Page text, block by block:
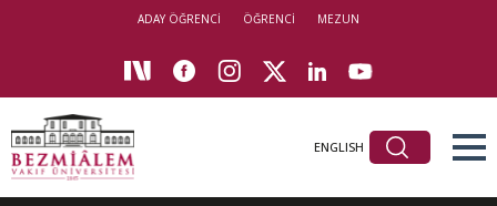
ADAY ÖĞRENCİ ÖĞRENCİ MEZUN
ENGLISH